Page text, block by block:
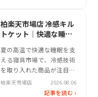
気。京童工房の「クリーナ
ークロス付き 全身鏡」
計とフィルム素材による衝
撃耐性を兼ね備え、移動や
設置の自由度を…
柏楽天市場店 冷感キル
トケット｜快適な睡眠
めの寝具
夏の高温で快適な睡眠を支
える寝具市場で、冷感技術
を取り入れた商品が注目を
集めています。特に「冷感
ケット」は、接触冷感素材
柏楽天市場店 2026.08.06
記事を読む ›